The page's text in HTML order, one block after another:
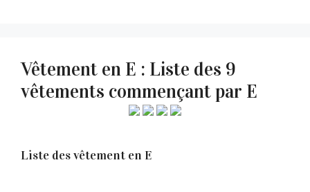
Vêtement en E : Liste des 9
vêtements commençant par E
Liste des vêtement en E